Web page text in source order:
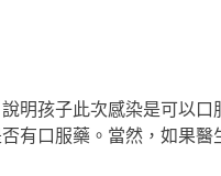
明孩子此次感染是可以
有口服藥。當然，如果